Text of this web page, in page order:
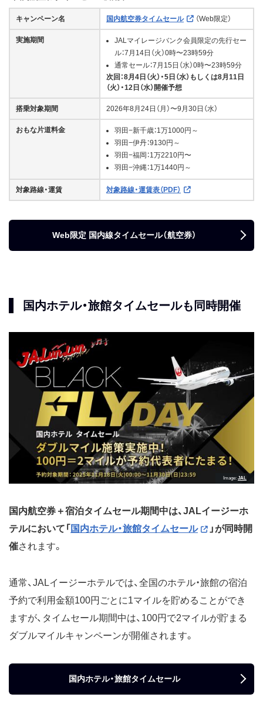
キャンペーン名 国内航空券タイムセール （Web限定）
実施期間
JALマイレージバンク会員限定の先行セー
ル：7月14日（火）0時〜23時59分
通常セール：7月15日（水）0時〜23時59分
次回：8月4日（火）・5日（水）もしくは8月11日
（火）・12日（水）開催予想
搭乗対象期間 2026年8月24日（月）〜9月30日（水）
おもな片道料金
羽田−新千歳：1万1000円～
羽田−伊丹：9130円～
羽田−福岡：1万2210円〜
羽田−沖縄：1万1440円～
対象路線・運賃 対象路線・運賃表（PDF）
Web限定 国内線タイムセール（航空券）
国内ホテル・旅館タイムセールも同時開催
Image JAL
国内航空券＋宿泊タイムセール期間中は、JALイージーホ
テルにおいて「 国内ホテル・旅館タイムセール
」が同時開
催されます。
通常、JALイージーホテルでは、全国のホテル・旅館の宿泊
予約で利用金額100円ごとに1マイルを貯めることができ
ますが、タイムセール期間中は、100円で2マイルが貯まる
ダブルマイルキャンペーンが開催されます。
国内ホテル・旅館タイムセール